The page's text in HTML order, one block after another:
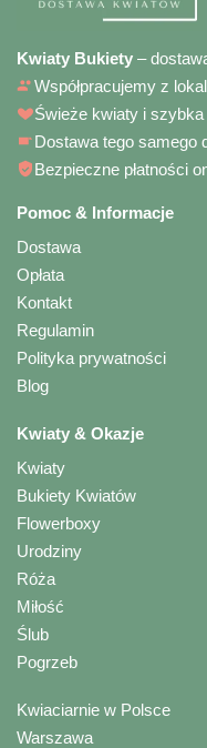
Kwiaty Bukiety –
Współpracujemy z
Świeże kwiaty i
Dostawa tego samego
Bezpieczne płatności
Pomoc & Informacje
Dostawa
Opłata
Kontakt
Regulamin
Polityka prywatności
Blog
Kwiaty & Okazje
Kwiaty
Bukiety Kwiatów
Flowerboxy
Urodziny
Róża
Miłość
Ślub
Pogrzeb
Kwiaciarnie w Polsce
Warszawa